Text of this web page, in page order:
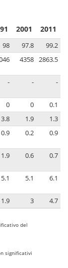
2001 2011
98 97.8
99.2
4358 2863.5
- - -
0 0
0.1
3.8 1.9
1.3
0.9 0.2 0.9
1.9 0.6 0.7
5.1 5.1 6.1
1.9 3 4.7
del
significativi